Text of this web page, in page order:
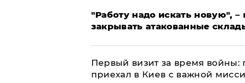
"Работу надо искать новую",
закрывать атакованные
Первый визит за время
приехал в Киев с важной